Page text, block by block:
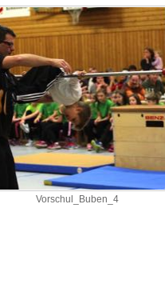
Vorschul_Buben_4